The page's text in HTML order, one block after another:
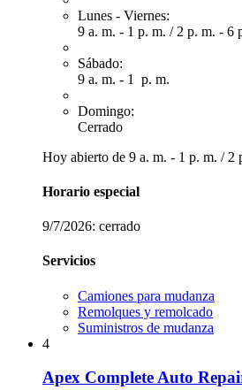
Lunes - Viernes:
9 a. m. - 1 p. m. / 2 p. m. - 6
Sábado:
9 a. m. - 1 p. m.
Domingo:
Cerrado
Hoy abierto de 9 a. m. - 1 p. m. / 2
Horario especial
9/7/2026: cerrado
Servicios
Camiones para mudanza
Remolques y remolcado
Suministros de mudanza
4
Apex Complete Auto